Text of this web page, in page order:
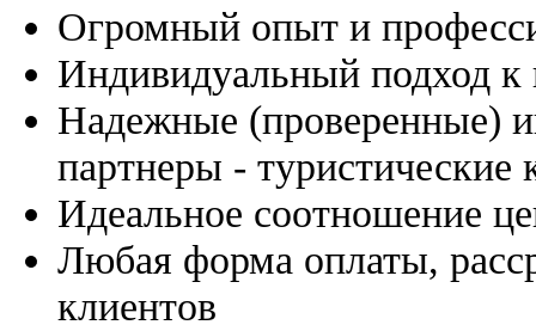
Огромный опыт и
Индивидуальный подход к
Надежные (проверенные)
партнеры -
Идеальное соотношение
Любая форма оплаты,
клиентов